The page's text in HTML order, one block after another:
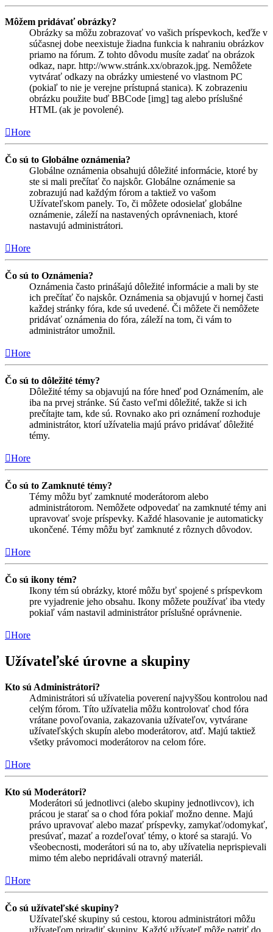
Môžem pridávať obrázky?
Obrázky sa môžu zobrazovať vo vašich príspevkoch, keďže v
súčasnej dobe neexistuje žiadna funkcia k nahraniu obrázkov
priamo na fórum. Z tohto dôvodu musíte zadať na obrázok
odkaz, napr. http://www.stránk.xx/obrazok.jpg. Nemôžete
vytvárať odkazy na obrázky umiestené vo vlastnom PC
(pokiaľ to nie je verejne prístupná stanica). K zobrazeniu
obrázku použite buď BBCode [img] tag alebo príslušné
HTML (ak je povolené).
Hore
Čo sú to Globálne oznámenia?
Globálne oznámenia obsahujú dôležité informácie, ktoré by
ste si mali prečítať čo najskôr. Globálne oznámenie sa
zobrazujú nad každým fórom a taktiež vo vašom
Užívateľskom panely. To, či môžete odosielať globálne
oznámenie, záleží na nastavených oprávneniach, ktoré
nastavujú administrátori.
Hore
Čo sú to Oznámenia?
Oznámenia často prinášajú dôležité informácie a mali by ste
ich prečítať čo najskôr. Oznámenia sa objavujú v hornej časti
každej stránky fóra, kde sú uvedené. Či môžete či nemôžete
pridávať oznámenia do fóra, záleží na tom, či vám to
administrátor umožnil.
Hore
Čo sú to dôležité témy?
Dôležité témy sa objavujú na fóre hneď pod Oznámením, ale
iba na prvej stránke. Sú často veľmi dôležité, takže si ich
prečítajte tam, kde sú. Rovnako ako pri oznámení rozhoduje
administrátor, ktorí užívatelia majú právo pridávať dôležité
témy.
Hore
Čo sú to Zamknuté témy?
Témy môžu byť zamknuté moderátorom alebo
administrátorom. Nemôžete odpovedať na zamknuté témy ani
upravovať svoje príspevky. Každé hlasovanie je automaticky
ukončené. Témy môžu byť zamknuté z rôznych dôvodov.
Hore
Čo sú ikony tém?
Ikony tém sú obrázky, ktoré môžu byť spojené s príspevkom
pre vyjadrenie jeho obsahu. Ikony môžete používať iba vtedy
pokiaľ vám nastavil administrátor príslušné oprávnenie.
Hore
Užívateľské úrovne a skupiny
Kto sú Administrátori?
Administrátori sú užívatelia poverení najvyššou kontrolou nad
celým fórom. Títo užívatelia môžu kontrolovať chod fóra
vrátane povoľovania, zakazovania užívateľov, vytvárane
užívateľských skupín alebo moderátorov, atď. Majú taktiež
všetky právomoci moderátorov na celom fóre.
Hore
Kto sú Moderátori?
Moderátori sú jednotlivci (alebo skupiny jednotlivcov), ich
prácou je starať sa o chod fóra pokiaľ možno denne. Majú
právo upravovať alebo mazať príspevky, zamykať/odomykať,
presúvať, mazať a rozdeľovať témy, o ktoré sa starajú. Vo
všeobecnosti, moderátori sú na to, aby užívatelia neprispievali
mimo tém alebo nepridávali otravný materiál.
Hore
Čo sú užívateľské skupiny?
Užívateľské skupiny sú cestou, ktorou administrátori môžu